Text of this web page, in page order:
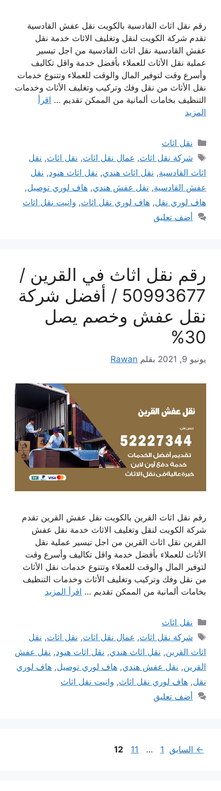
رقم نقل اثاث القادسية بالكويت نقل عفش القادسية
تقدم شركة الكويت لنقل وتغليف الاثاث خدمة نقل
عفش القادسية نقل اثاث القادسية من اجل تيسير
عملية نقل الأثاث للعملاء بأفضل خدمة واقل تكاليف
وأسرع وقت لتوفير المال والوقت للعملاء وتتنوع خدمات
نقل الأثاث من نقل وفك وتركيب وتغليف الأثاث وخدمات
التنظيف بخامات ألمانية من الممكن تقديم … اقرأ
المزيد
التصنيفات
نقل اثاث
الوسوم
شركة نقل اثاث, عمال نقل اثاث, نقل اثاث, نقل
اثاث القادسية, نقل اثاث هندي, نقل اثاث هنود, نقل
عفش القادسية, نقل عفش هندي, هاف لوري توصيل,
هاف لوري نقل, هاف لوري نقل اثاث, وانيت نقل اثاث
أضف تعليق
رقم نقل اثاث في القرين /
50993677 / أفضل شركة
نقل عفش وخصم يصل
30%
يونيو 9, 2021 بقلم Rawan
رقم نقل اثاث القرين بالكويت نقل عفش القرين تقدم
شركة الكويت لنقل وتغليف الاثاث خدمة نقل عفش
القرين نقل اثاث القرين من اجل تيسير عملية نقل
الأثاث للعملاء بأفضل خدمة واقل تكاليف وأسرع وقت
لتوفير المال والوقت للعملاء وتتنوع خدمات نقل الأثاث
من نقل وفك وتركيب وتغليف الأثاث وخدمات التنظيف
بخامات ألمانية من الممكن تقديم … اقرأ المزيد
التصنيفات
نقل اثاث
الوسوم
شركة نقل اثاث, عمال نقل اثاث, نقل اثاث, نقل
اثاث القرين, نقل اثاث هندي, نقل اثاث هنود, نقل عفش
القرين, نقل عفش هندي, هاف لوري توصيل, هاف لوري
نقل, هاف لوري نقل اثاث, وانيت نقل اثاث
أضف تعليق
← السابق Page
1
…
Page
11
Page
12